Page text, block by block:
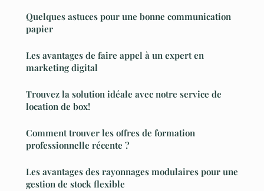
Quelques astuces pour une bonne communication
papier
Les avantages de faire appel à un expert en
marketing digital
Trouvez la solution idéale avec notre service de
location de box!
Comment trouver les offres de formation
professionnelle récente ?
Les avantages des rayonnages modulaires pour une
gestion de stock flexible